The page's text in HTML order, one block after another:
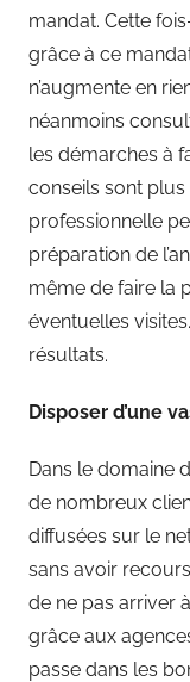
mandat. Cette
grâce à ce
n’augmente en
néanmoins
les démarches à
conseils sont plus
professionnelle
préparation de
même de faire la
éventuelles
résultats.
Disposer d’une
Dans le domaine
de nombreux
diffusées sur le
sans avoir
de ne pas arriver
grâce aux
passe dans les